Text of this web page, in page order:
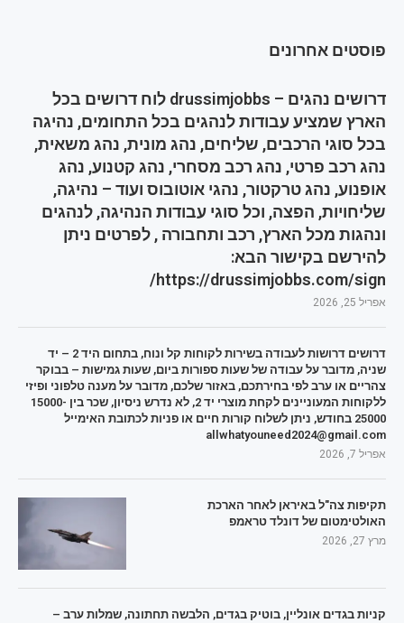
פוסטים אחרונים
דרושים נהגים – drussimjobbs לוח דרושים בכל
הארץ שמציע עבודות לנהגים בכל התחומים, נהיגה
בכל סוגי הרכבים, שליחים, נהג מונית, נהג משאית,
נהג רכב פרטי, נהג רכב מסחרי, נהג קטנוע, נהג
אופנוע, נהג טרקטור, נהגי אוטובוס ועוד – נהיגה,
שליחויות, הפצה, וכל סוגי עבודות הנהיגה, לנהגים
ונהגות מכל הארץ, רכב ותחבורה , לפרטים ניתן
להירשם בקישור הבא:
https://drussimjobbs.com/sign/
אפריל 25, 2026
דרושים דרושות לעבודה בשירות לקוחות קל ונוח, בתחום היד 2 – יד
שניה, מדובר על עבודה של שעות ספורות ביום, שעות גמישות – בבוקר
צהריים או ערב לפי בחירתכם, באזור שלכם, מדובר על מענה טלפוני ופיזי
ללקוחות המעוניינים לקחת מוצרי יד 2, לא נדרש ניסיון, שכר בין 15000-
25000 בחודש, ניתן לשלוח קורות חיים או פניות לכתובת האימייל
allwhatyouneed2024@gmail.com
אפריל 7, 2026
תקיפות צה"ל באיראן לאחר הארכת
האולטימטום של דונלד טראמפ
מרץ 27, 2026
קניות בגדים אונליין, בוטיק בגדים, הלבשה תחתונה, שמלות ערב –